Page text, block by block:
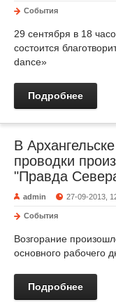
События
29 сентября в 18
состоится
dance»
Подробнее
В
проводки
"Правда
admin 27-09-2013,
События
Возгорание
основного рабочего
Подробнее